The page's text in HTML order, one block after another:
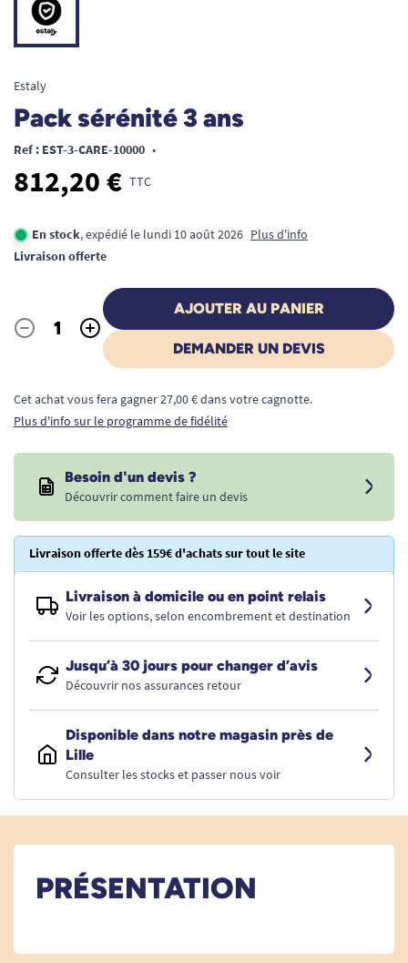
Estaly
Pack sérénité 3 ans
Ref : EST-3-CARE-10000 •
812,20 € TTC
En stock, expédié le lundi 10 août 2026 Plus d'info
Livraison offerte
Quantité
- +
AJOUTER AU PANIER
DEMANDER UN DEVIS
Cet achat vous fera gagner 27,00 € dans votre cagnotte.
Plus d'info sur le programme de fidélité
Besoin d'un devis ?
Découvrir comment faire un devis
Livraison offerte dès 159€ d'achats sur tout le site
Livraison à domicile ou en point relais
Voir les options, selon encombrement et destination
Jusqu’à 30 jours pour changer d’avis
Découvrir nos assurances retour
Disponible dans notre magasin près de
Lille
Consulter les stocks et passer nous voir
PRÉSENTATION